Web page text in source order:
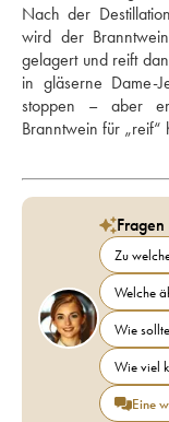
Nach der
wird der
gelagert und reift
in gläserne Dame-
stoppen – aber
Branntwein für „reif“
Zu
Welche
Wie
Wie viel
Eine